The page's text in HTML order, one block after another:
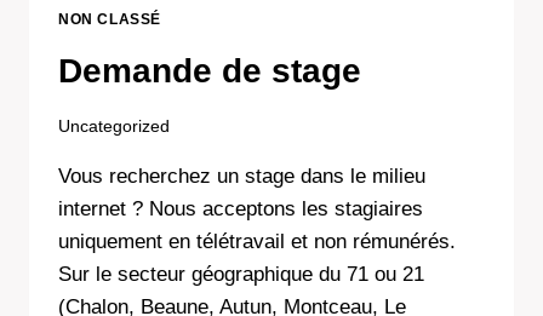
OUTILS
ET
NON CLASSÉ
Demande de stage
Uncategorized
Vous recherchez un stage dans le milieu
internet ? Nous acceptons les stagiaires
uniquement en télétravail et non rémunérés.
Sur le secteur géographique du 71 ou 21
(Chalon, Beaune, Autun, Montceau, Le